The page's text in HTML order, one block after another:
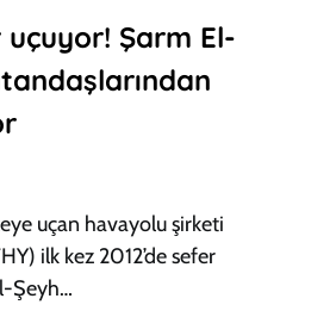
uçuyor! Şarm El-
uçan havayolu şirketi
ilk kez 2012’de sefer
Şeyh…